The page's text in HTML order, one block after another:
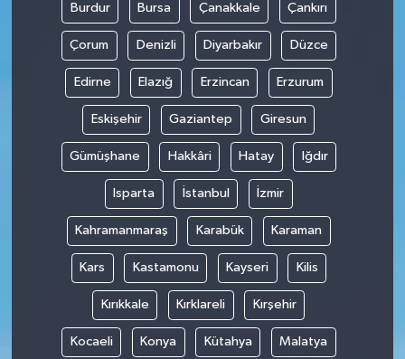
Burdur Bursa Çanakkale Çankırı
Çorum Denizli Diyarbakır Düzce
Edirne Elazığ Erzincan Erzurum
Eskişehir Gaziantep Giresun
Gümüşhane Hakkâri Hatay Iğdır
Isparta İstanbul İzmir
Kahramanmaraş Karabük Karaman
Kars Kastamonu Kayseri Kilis
Kırıkkale Kırklareli Kırşehir
Kocaeli Konya Kütahya Malatya